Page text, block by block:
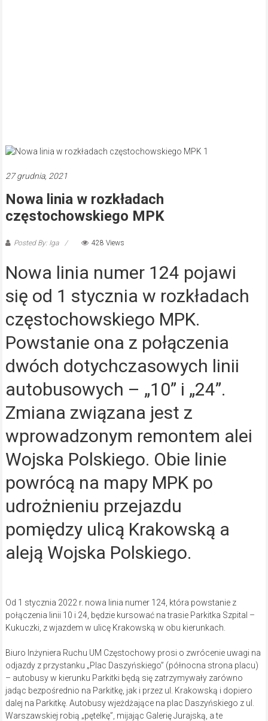
27 grudnia, 2021
Nowa linia w rozkładach
częstochowskiego MPK
Posted By: Iga 428 Views
Nowa linia numer 124 pojawi
się od 1 stycznia w rozkładach
częstochowskiego MPK.
Powstanie ona z połączenia
dwóch dotychczasowych linii
autobusowych – „10” i „24”.
Zmiana związana jest z
wprowadzonym remontem alei
Wojska Polskiego. Obie linie
powrócą na mapy MPK po
udrożnieniu przejazdu
pomiędzy ulicą Krakowską a
aleją Wojska Polskiego.
Od 1 stycznia 2022 r. nowa linia numer 124, która powstanie z
połączenia linii 10 i 24, będzie kursować na trasie Parkitka Szpital –
Kukuczki, z wjazdem w ulicę Krakowską w obu kierunkach.
Biuro Inżyniera Ruchu UM Częstochowy prosi o zwrócenie uwagi na
odjazdy z przystanku „Plac Daszyńskiego” (północna strona placu)
– autobusy w kierunku Parkitki będą się zatrzymywały zarówno
jadąc bezpośrednio na Parkitkę, jak i przez ul. Krakowską i dopiero
dalej na Parkitkę. Autobusy wjeżdżające na plac Daszyńskiego z ul.
Warszawskiej robią „pętelkę”, mijając Galerię Jurajską, a te